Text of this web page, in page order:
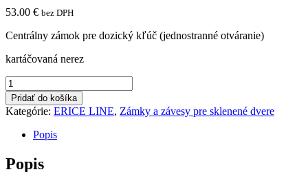
53.00 € bez DPH
Centrálny zámok pre dozický kľúč (jednostranné otváranie)
kartáčovaná nerez
množstvo
TGL15SBB
SSS
Pridať do košíka
Kategórie: ERICE LINE, Zámky a závesy pre sklenené dvere
Popis
Popis